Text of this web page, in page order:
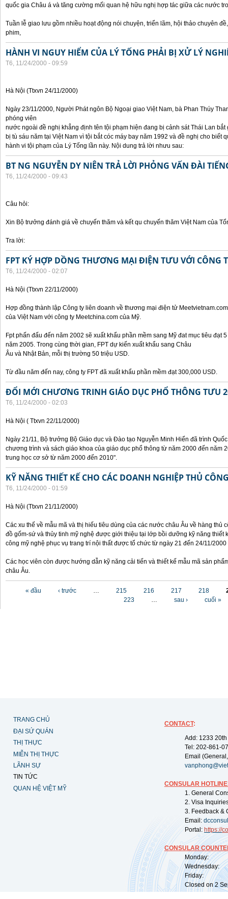
quốc gia Châu á và tăng cường mối quan hệ hữu nghị hợp tác giữa các nước
Tuần lễ giao lưu gồm nhiều hoạt động nói chuyện, triển lãm, hội thảo chuyên
phim,
HÀNH VI NGUY HIỂM CỦA LÝ TỐNG PHẢI BỊ XỬ LÝ
T6, 11/24/2000 - 09:59
Hà Nội (Ttxvn 24/11/2000)
Ngày 23/11/2000, Người Phát ngôn Bộ Ngoại giao Việt Nam, bà Phan Thúy
phóng viên
nước ngoài đề nghị khẳng định tên tội phạm hiện đang bị cảnh sát Thái Lan
bị tù sáu năm tại Việt Nam vì tội bắt cóc máy bay năm 1992 và đề nghị cho biết
hành vi tội phạm của Lý Tống lần này. Nội dung trả lời nhưu sau:
BT NG NGUYỄN DY NIÊN TRẢ LỜI PHỎNG VẤN ĐÀI
T6, 11/24/2000 - 09:43
Câu hỏi:
Xin Bộ trưởng đánh giá về chuyến thăm và kết qu chuyến thăm Việt Nam của
Tra lời:
FPT KÝ HỢP DỒNG THƯƠNG MẠI ĐIỆN TƯU VỚI CÔNG
T6, 11/24/2000 - 02:07
Hà Nội (Ttxvn 22/11/2000)
Hợp đồng thành lập Công ty liên doanh về thương mại điện tử
của Việt Nam với công ty Meetchina.com của Mỹ.
Fpt phấn đấu đến năm 2002 sẽ xuất khẩu phần mềm sang Mỹ đat mục tiêu đạt
năm 2005. Trong cùng thời gian, FPT dự kiến xuất khẩu sang Châu
Âu và Nhật Bản, mỗi thị trường 50 triệu USD.
Từ đầu năm đến nay, công ty FPT đã xuất khẩu phần mềm đạt 300,000 USD.
ĐỔI MỚI CHƯƠNG TRINH GIÁO DỤC PHỔ THÔNG TƯU
T6, 11/24/2000 - 02:03
Hà Nội ( Ttxvn 22/11/2000)
Ngày 21/11, Bộ trưởng Bộ Giáo dục và Đào tạo Nguyễn Minh Hiển đã trình
chương trình và sách giáo khoa của giáo dục phổ thông từ năm 2000 đến năm
trung học cơ sở từ năm 2000 đến 2010".
KỸ NĂNG THIẾT KẾ CHO CÁC DOANH NGHIỆP THỦ
T6, 11/24/2000 - 01:59
Hà Nội (Ttxvn 21/11/2000)
Các xu thế về mẫu mã và thị hiếu tiêu dùng của các nước châu Âu về hàng thủ
đồ gốm-sứ và thủy tinh mỹ nghệ được giới thiệu tại lớp bồi dưỡng kỹ năng thiết
công mỹ nghệ phục vụ trang trí nội thất được tổ chức từ ngày 21 đến 24/11/2000
Các học viên còn được hướng dẫn kỹ năng cải tiến và thiết kế mẫu mã sản
châu Âu.
« đầu ‹ trước … 215 216 217 218
223
… sau › cuối »
TRANG CHỦ
ĐẠI SỨ QUÁN
THỊ THỰC
MIỄN THỊ THỰC
LÃNH SỰ
TIN TỨC
QUAN HỆ VIỆT MỸ
CONTACT:
Add: 1233
Tel: 202-861-
Email
CONSULAR
1. General
2. Visa
3. Feedback &
Email:
Portal: https://
CONSULAR
Monday:
Wednesday:
Friday:
Closed on 2